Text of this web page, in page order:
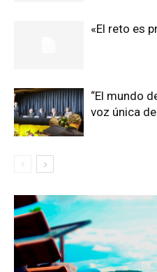
«El reto es
“El mundo
voz única